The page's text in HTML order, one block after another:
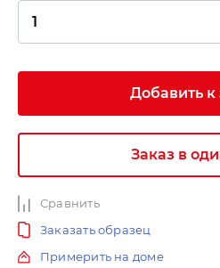
Добавить к
Заказ в
Сравнить
Заказать образец
Примерить на доме